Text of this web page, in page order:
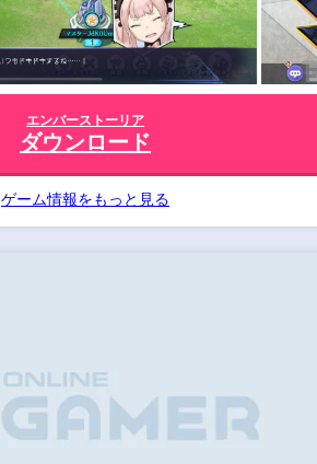
エンバーストーリア
ダウンロード
ゲーム情報をもっと見る